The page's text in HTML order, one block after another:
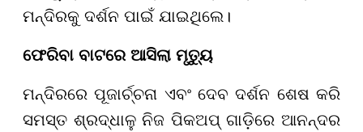
ମନ୍ଦିରକୁ ଦର୍ଶନ ପାଇଁ ଯାଇଥିଲେ।
ଫେରିବା ବାଟରେ ଆସିଲା ମୃତ୍ୟୁ
ମନ୍ଦିରରେ ପୂଜାର୍ଚ୍ଚନା ଏବଂ ଦେବ ଦର୍ଶନ ଶେଷ କରି
ସମସ୍ତ ଶ୍ରଦ୍ଧାଳୁ ନିଜ ପିକଅପ୍ ଗାଡ଼ିରେ ଆନନ୍ଦର